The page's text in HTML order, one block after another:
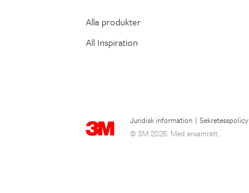
Alla produkter
All Inspiration
Juridisk information Sekretesspolicy
© 3M 2026. Med ensamrätt.